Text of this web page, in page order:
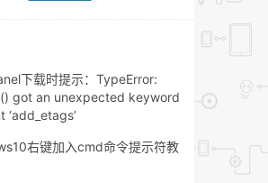
下载时提示：TypeError:
got an unexpected keyword
‘add_etags’
右键加入cmd命令提示符教